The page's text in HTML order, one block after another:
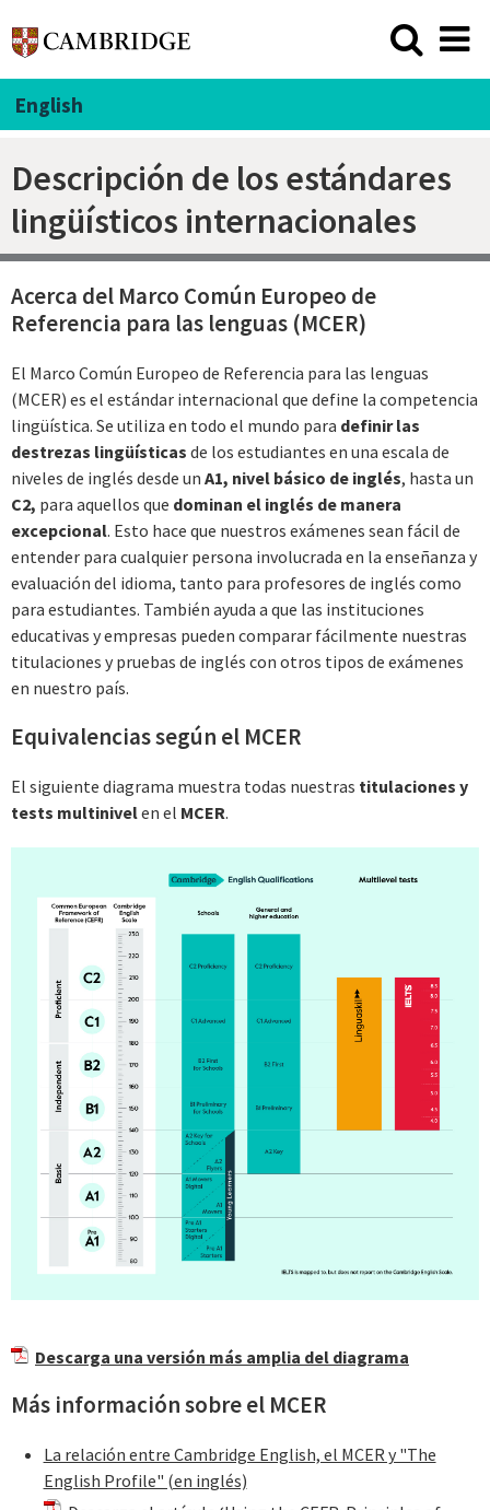
English
Descripción de los estándares
lingüísticos internacionales
Acerca del Marco Común Europeo de
Referencia para las lenguas (MCER)
El Marco Común Europeo de Referencia para las lenguas
(MCER) es el estándar internacional que define la competencia
lingüística. Se utiliza en todo el mundo para definir las
destrezas lingüísticas de los estudiantes en una escala de
niveles de inglés desde un A1, nivel básico de inglés, hasta un
C2, para aquellos que dominan el inglés de manera
excepcional. Esto hace que nuestros exámenes sean fácil de
entender para cualquier persona involucrada en la enseñanza y
evaluación del idioma, tanto para profesores de inglés como
para estudiantes. También ayuda a que las instituciones
educativas y empresas pueden comparar fácilmente nuestras
titulaciones y pruebas de inglés con otros tipos de exámenes
en nuestro país.
Equivalencias según el MCER
El siguiente diagrama muestra todas nuestras titulaciones y
tests multinivelen el MCER.
Descarga una versión más amplia del diagrama
Más información sobre el MCER
La relación entre Cambridge English, el MCER y "The
English Profile" (en inglés)